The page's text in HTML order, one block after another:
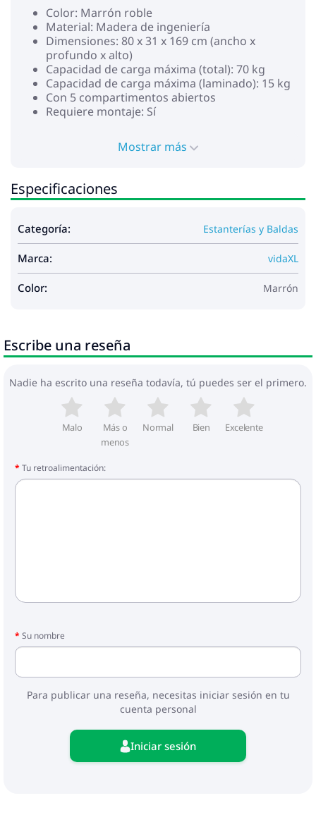
Color: Marrón roble
Material: Madera de ingeniería
Dimensiones: 80 x 31 x 169 cm (ancho x
profundo x alto)
Capacidad de carga máxima (total): 70 kg
Capacidad de carga máxima (laminado): 15 kg
Con 5 compartimentos abiertos
Requiere montaje: Sí
Mostrar más
Especificaciones
Categoría: Estanterías y Baldas
Marca: vidaXL
Color: Marrón
Escribe una reseña
Nadie ha escrito una reseña todavía, tú puedes ser el primero.
Malo
Más o
menos
Normal Bien Excelente
Tu retroalimentación:
Su nombre
Para publicar una reseña, necesitas iniciar sesión en tu
cuenta personal
Iniciar sesión